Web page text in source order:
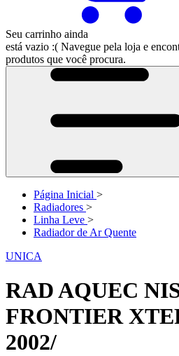
Seu carrinho ainda
está vazio :( Navegue pela loja e
produtos que você procura.
Página Inicial >
Radiadores >
Linha Leve >
Radiador de Ar Quente
UNICA
RAD AQUEC
FRONTIER
2002/